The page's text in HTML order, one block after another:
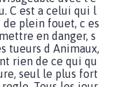
C est a celui qui l
plein fouet, c es
en danger, s
tueurs d Animaux,
rien de ce qui qu
seul le plus fort